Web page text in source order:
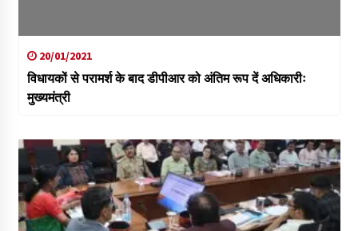
20/01/2021
विधायकों से परामर्श के बाद डीपीआर को अंतिम रूप दें अधिकारीः
मुख्यमंत्री